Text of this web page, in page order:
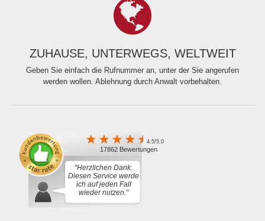
ZUHAUSE, UNTERWEGS, WELTWEIT
Geben Sie einfach die Rufnummer an, unter der Sie angerufen
werden wollen. Ablehnung durch Anwalt vorbehalten.
4.5/5.0
17862 Bewertungen
"Herzlichen Dank.
Diesen Service werde
ich auf jeden Fall
wieder nutzen."